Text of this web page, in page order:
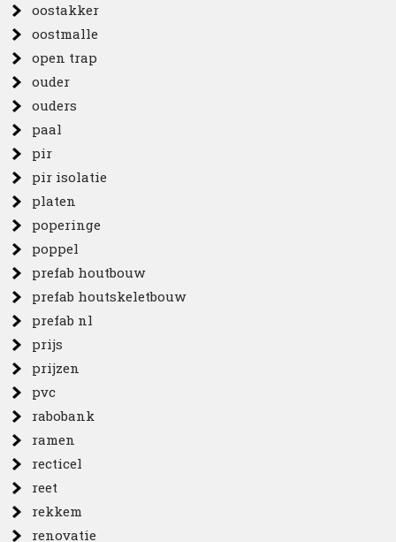
oostakker
oostmalle
open trap
ouder
ouders
paal
pir
pir isolatie
platen
poperinge
poppel
prefab houtbouw
prefab houtskeletbouw
prefab nl
prijs
prijzen
pvc
rabobank
ramen
recticel
reet
rekkem
renovatie